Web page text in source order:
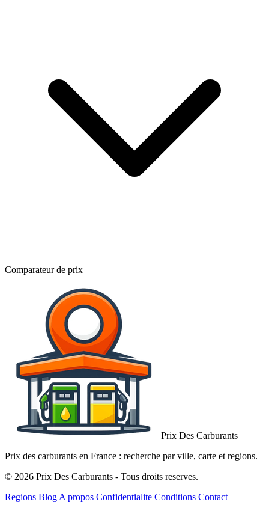
Comparateur de prix
Prix Des Carburants
Prix des carburants en France : recherche par ville, carte et regions.
© 2026 Prix Des Carburants - Tous droits reserves.
Regions Blog A propos Confidentialite Conditions Contact